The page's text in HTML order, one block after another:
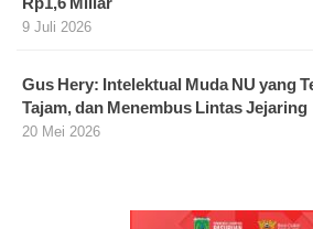
Rp1,6 Miliar
9 Juli 2026
Gus Hery: Intelektual Muda NU yang
Tajam, dan Menembus Lintas Jejaring
20 Mei 2026